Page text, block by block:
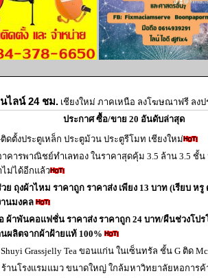
ไลน์ 24 ชม. เชียงใหม่ ภาคเหนือ ลงโฆษณาฟรี ลงป
ประกาศ ซื้อ/ขาย 20 อันดับล่าสุด
ดตั้งประตูเหล็ก ประตูม้วน ประตูรีโมท เชียงใหม่
คารพาณิชย์ทำเลทอง ในราคาสุดคุ้ม 3.5 ล้าน 3.5 ชั้
ม่ได้อีกแล้ว
ย ถุงผ้าไหม ราคาถูก ราคาส่ง เพียง 13 บาท (เรียบ หรู
านมงคล
ผ้าพันคอแฟชั่น ราคาส่ง ราคาถูก 24 บาท/ผืนช่วงโป
ผลิตจากผ้าฝ้ายแท้ 100%
Shuyi Grassjelly Tea ขอนแก่น ในเซ็นทรัล ชั้น G ติด
ร้านโรงแรมแมว ขนาดใหญ่ ใกล้มหาวิทยาลัยหอการค้